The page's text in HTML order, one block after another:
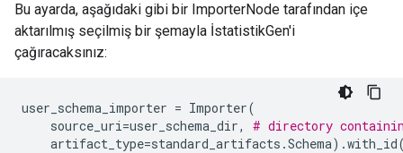
Bu ayarda, aşağıdaki gibi bir ImporterNode tarafından içe
aktarılmış seçilmiş bir şemayla İstatistikGen'i
çağıracaksınız:
user_schema_importer = Importer(
source_uri=user_schema_dir,
# directory
artifact_type=standard_artifacts .Schema) .with_id